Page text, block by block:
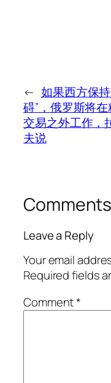
← 如果西方保
碍”，俄罗斯将
交易之外工作，
夫说
Comments
Leave a Reply
Your email
Required fields
Comment*